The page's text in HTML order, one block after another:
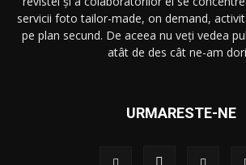
servicii foto tailor-made, on demand,
pe plan secund. De aceea nu veți vedea
atât de des cât ne-am
URMARESTE-NE